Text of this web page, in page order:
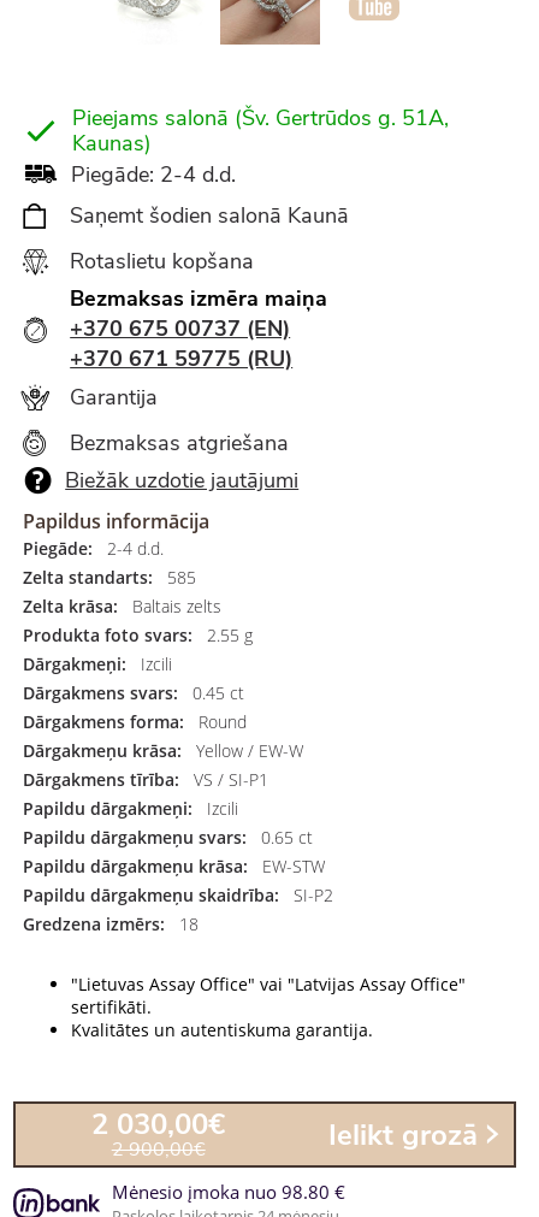
Pieejams salonā (Šv. Gertrūdos g. 51A,
Kaunas)
Piegāde: 2-4 d.d.
Saņemt šodien salonā Kaunā
Rotaslietu kopšana
Bezmaksas izmēra maiņa
+370 675 00737 (EN)
+370 671 59775 (RU)
Garantija
Bezmaksas atgriešana
Biežāk uzdotie jautājumi
Papildus informācija
Piegāde:
2-4 d.d.
Zelta standarts:
585
Zelta krāsa:
Baltais zelts
Produkta foto svars:
2.55 g
Dārgakmeņi:
Izcili
Dārgakmens svars:
0.45 ct
Dārgakmens forma:
Round
Dārgakmeņu krāsa:
Yellow / EW-W
Dārgakmens tīrība:
VS / SI-P1
Papildu dārgakmeņi:
Izcili
Papildu dārgakmeņu svars:
0.65 ct
Papildu dārgakmeņu krāsa:
EW-STW
Papildu dārgakmeņu skaidrība:
SI-P2
Gredzena izmērs:
18
"Lietuvas Assay Office" vai "Latvijas Assay Office"
sertifikāti.
Kvalitātes un autentiskuma garantija.
2 030,00€
2 900,00€ Ielikt grozā
Mėnesio įmoka nuo 98.80 €